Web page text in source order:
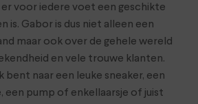
voor iedere voet een geschikte
is. Gabor is dus niet alleen een
maar ook over de gehele wereld
en vele trouwe klanten.
bent naar een leuke sneaker, een
een pump of enkellaarsje of juist